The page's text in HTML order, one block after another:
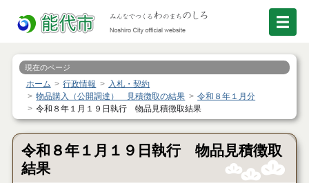
現在のページ
ホーム 行政情報
入札・契約
物品購入（公開調達） 見積徴取の結果
令和８年１月分
令和８年１月１９日執行 物品見積徴取結果
令和８年１月１９日執行 物品見積徴取
結果